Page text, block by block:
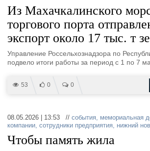
Из Махачкалинского
торгового порта
экспорт около 17 тыс. т
Управление Россельхознадзора по
подвело итоги работы за период с 1 по 7
53 0 0
08.05.2026 | 13:53 // события, мемориальная
компании, сотрудники предприятия, нижний
Чтобы память жила